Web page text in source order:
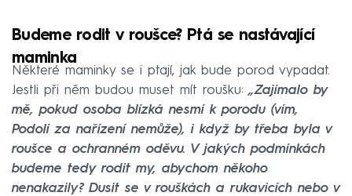
Budeme rodit v roušce? Ptá se nastávající
maminka
Některé maminky se i ptají, jak bude porod vypadat.
Jestli při něm budou muset mít roušku:„Zajímalo by
mě, pokud osoba blízká nesmí k porodu (vím,
Podolí za nařízení nemůže), i když by třeba byla v
roušce a ochranném oděvu. V jakých podmínkách
budeme tedy rodit my, abychom někoho
nenakazily? Dusit se v rouškách a rukavicích nebo v